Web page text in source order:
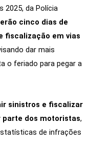
2025, da Polícia
cinco dias de
fiscalização em vias
dar mais
o feriado para pegar a
sinistros e fiscalizar
dos motoristas,
de infrações